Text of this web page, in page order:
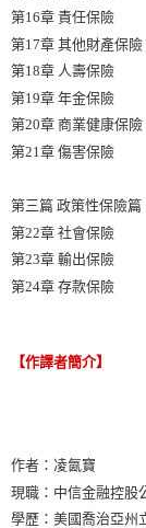
第16章 責任保險
第17章 其他財產保險
第18章 人壽保險
第19章 年金保險
第20章 商業健康保險
第21章 傷害保險
第三篇 政策性保險篇
第22章 社會保險
第23章 輸出保險
第24章 存款保險
【作譯者簡介】
作者：凌氤寶
現職：中信金融控股
學歷：美國喬治亞州